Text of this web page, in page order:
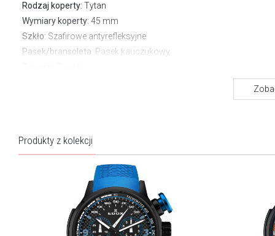
Rodzaj koperty: Tytan
Wymiary koperty: 45 mm
Szkło: Szafirowe antyrefleksyjne
Pasek/bransoleta: Pasek kauczukowy
Produkty z kolekcji